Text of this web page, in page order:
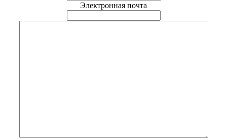
Электронная почта